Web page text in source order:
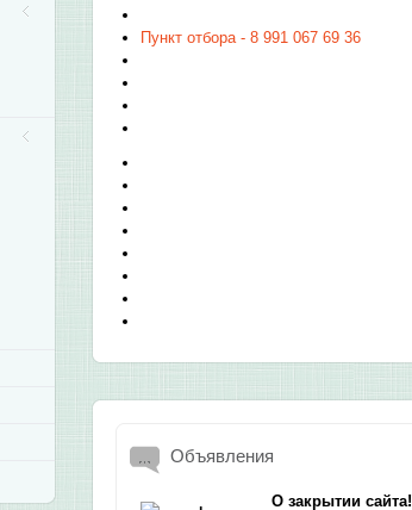
Пункт отбора - 8 991 067 69 36
Объявления
О закрытии сайта!